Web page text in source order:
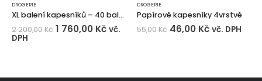
DROGERIE
XL balení kapesníků – 40 balíčků
2 200,00Kč 1 760,00 Kč vč.
DPH
DROGERIE
Papírové kapesníky 4vrstvé
55,00Kč 46,00 Kč vč. DPH